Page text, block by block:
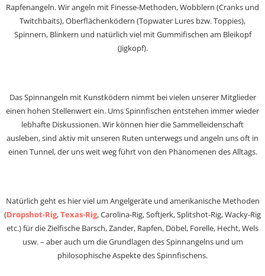
Rapfenangeln. Wir angeln mit Finesse-Methoden, Wobblern (Cranks und
Twitchbaits), Oberflächenködern (Topwater Lures bzw. Toppies),
Spinnern, Blinkern und natürlich viel mit Gummifischen am Bleikopf
(Jigkopf).
Das Spinnangeln mit Kunstködern nimmt bei vielen unserer Mitglieder
einen hohen Stellenwert ein. Ums Spinnfischen entstehen immer wieder
lebhafte Diskussionen. Wir können hier die Sammelleidenschaft
ausleben, sind aktiv mit unseren Ruten unterwegs und angeln uns oft in
einen Tunnel, der uns weit weg führt von den Phänomenen des Alltags.
Natürlich geht es hier viel um Angelgeräte und amerikanische Methoden
(Dropshot-Rig,Texas-Rig, Carolina-Rig, Softjerk, Splitshot-Rig, Wacky-Rig
etc.) für die Zielfische Barsch, Zander, Rapfen, Döbel, Forelle, Hecht, Wels
usw. – aber auch um die Grundlagen des Spinnangelns und um
philosophische Aspekte des Spinnfischens.